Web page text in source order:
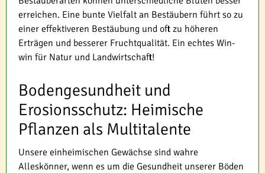
erreichen. Eine bunte Vielfalt an Bestäubern führt so zu
einer effektiveren Bestäubung und oft zu höheren
Erträgen und besserer Fruchtqualität. Ein echtes Win-
win für Natur und Landwirtschaft!
Bodengesundheit und
Erosionsschutz: Heimische
Pflanzen als Multitalente
Unsere einheimischen Gewächse sind wahre
Alleskönner, wenn es um die Gesundheit unserer Böden